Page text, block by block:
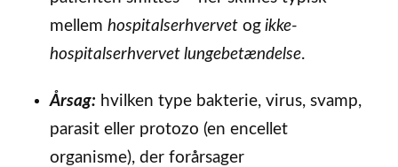
mellem hospitalserhvervetogikke-
hospitalserhvervet lungebetændelse.
Årsag: hvilken type bakterie, virus, svamp,
parasit eller protozo (en encellet
organisme), der forårsager